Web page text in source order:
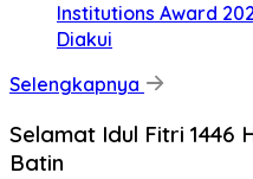
Institutions Award
Diakui
Selengkapnya
Selamat Idul Fitri 1446
Batin